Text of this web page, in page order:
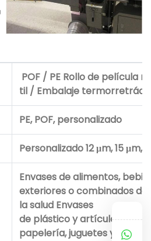
POF / PE Rollo de película
til / Embalaje
PE, POF, personalizado
Personalizado 12 μm,15 μm,
Envases de alimentos,
exteriores o combinados
la salud Envases
de plástico y artículos de
papelería, juguetes y libros